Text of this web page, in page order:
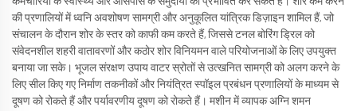
की प्रणालियों में ध्वनि अवशोषण सामग्री और अनुकूलित यांत्रिक डिज़ाइन शामिल हैं, जो
संचालन के दौरान शोर के स्तर को काफी कम करते हैं, जिससे टनल बोरिंग ड्रिल को
संवेदनशील शहरी वातावरणों और कठोर शोर विनियमन वाले परियोजनाओं के लिए उपयुक्त
बनाया जा सके। भूजल संरक्षण उपाय वाटर स्रोतों से उत्खनित सामग्री को अलग करने के
लिए सील किए गए निर्माण तकनीकों और नियंत्रित स्पॉइल प्रबंधन प्रणालियों के माध्यम से
दूषण को रोकते हैं और पर्यावरणीय दूषण को रोकते हैं। मशीन में व्यापक अग्नि शमन